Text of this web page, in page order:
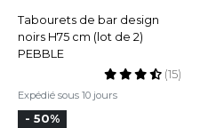
Tabourets de bar design
noirs H75 cm (lot de 2)
PEBBLE
Expédié sous 10 jours
(15)
- 50%